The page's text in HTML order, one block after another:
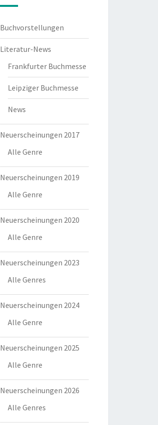
Buchvorstellungen
Literatur-News
Frankfurter Buchmesse
Leipziger Buchmesse
News
Neuerscheinungen 2017
Alle Genre
Neuerscheinungen 2019
Alle Genre
Neuerscheinungen 2020
Alle Genre
Neuerscheinungen 2023
Alle Genres
Neuerscheinungen 2024
Alle Genre
Neuerscheinungen 2025
Alle Genre
Neuerscheinungen 2026
Alle Genres